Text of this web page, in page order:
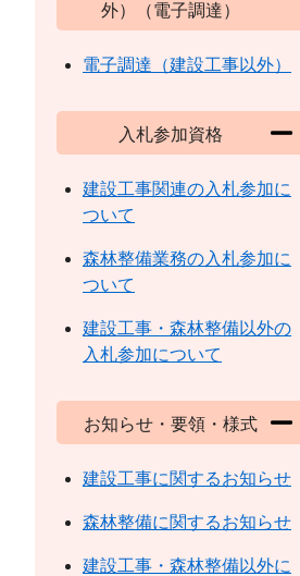
外）（電子調達）
電子調達（建設工事以外）
入札参加資格
建設工事関連の入札参加に
ついて
森林整備業務の入札参加に
ついて
建設工事・森林整備以外の
入札参加について
お知らせ・要領・様式
建設工事に関するお知らせ
森林整備に関するお知らせ
建設工事・森林整備以外に